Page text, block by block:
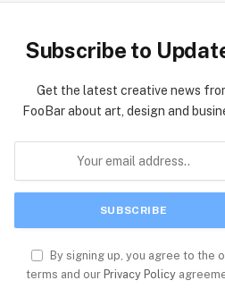
Subscribe to
Get the latest creative news
FooBar about art, design and
By signing up, you agree to the
terms and our Privacy Policy